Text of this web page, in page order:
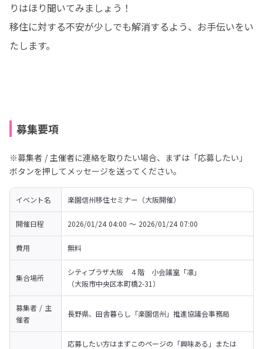
りはほり聞いてみましょう！
移住に対する不安が少しでも解消するよう、お手伝いをい
たします。
募集要項
※募集者 / 主催者に連絡を取りたい場合、まずは「応募したい」
ボタンを押してメッセージを送ってください。
イベント名 楽園信州移住セミナー（大阪開催）
開催日程 2026/01/24 04:00 〜 2026/01/24 07:00
費用 無料
集合場所
シティプラザ大阪　４階　小会議室「凛」
（大阪市中央区本町橋2-31）
募集者 / 主
催者
長野県、田舎暮らし「楽園信州」推進協議会事務局
応募したい方はまずこのページの「興味ある」または